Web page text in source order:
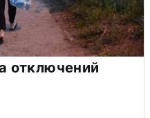
отключений